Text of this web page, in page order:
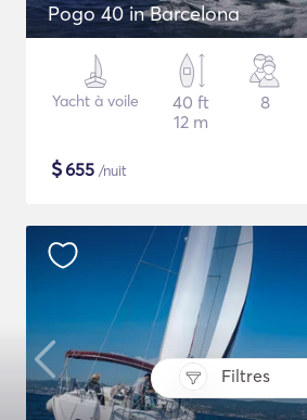
Filtres
Pogo 40 in Barcelona
Yacht à voile
40 ft
12 m
8
$655 /nuit